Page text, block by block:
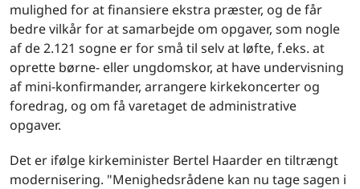
mulighed for at finansiere ekstra præster, og de får
bedre vilkår for at samarbejde om opgaver, som nogle
af de 2.121 sogne er for små til selv at løfte, f.eks. at
oprette børne- eller ungdomskor, at have undervisning
af mini-konfirmander, arrangere kirkekoncerter og
foredrag, og om få varetaget de administrative
opgaver.
Det er ifølge kirkeminister Bertel Haarder en tiltrængt
modernisering. "Menighedsrådene kan nu tage sagen i